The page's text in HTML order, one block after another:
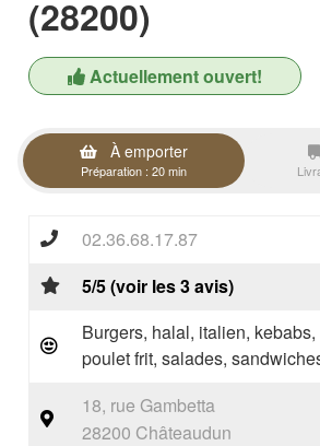
(28200)
Actuellement ouvert!
À emporter
Préparation : 20 min
02.36.68.17.87
5/5 (voir les 3 avis)
Burgers, halal, italien,
poulet frit, salades,
18, rue Gambetta
28200 Châteaudun